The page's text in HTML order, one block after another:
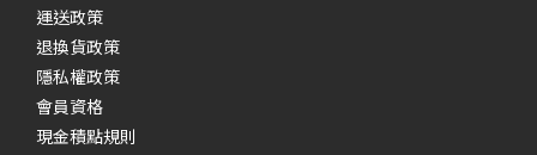
運送政策
退換貨政策
隱私權政策
會員資格
現金積點規則